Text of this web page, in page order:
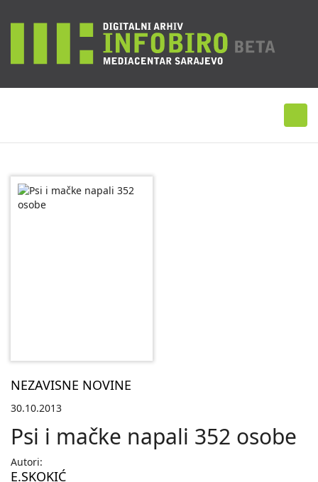
NEZAVISNE NOVINE
30.10.2013
Psi i mačke napali 352 osobe
Autori:
E.SKOKIĆ